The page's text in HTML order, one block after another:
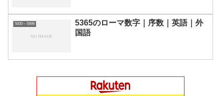
5000～5999
5365のローマ数字｜序数｜英語｜外
国語